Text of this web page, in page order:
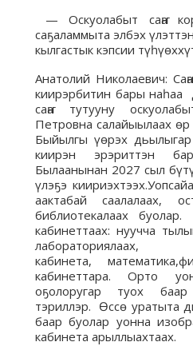
— Оскуолабыт саҥа
саҕаламмыта элбэх
кылгастык кэпсии
Анатолий Николаевич:
киирэрбитин бары наһаа
саҥа тутууну
Петровна салайыылаах өр
Быйылгы үөрэх дьылыгар
киирэн эрэриттэн
Былаанынан 2027 сыл
үлэҕэ
аактабай саалалаах,
библиотекалаах
кабинеттаах: нуучча
кабинета,
кабинеттара. Орто
оҕолоругар туох баар
тэриллэр. Өссө уратыта
баар буолар уонна
кабинета арыллыахтаах.